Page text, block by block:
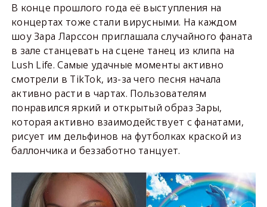
В конце прошлого года её выступления на
концертах тоже стали вирусными. На каждом
шоу Зара Ларссон приглашала случайного фаната
в зале станцевать на сцене танец из клипа на
Lush Life. Самые удачные моменты активно
смотрели в TikTok, из-за чего песня начала
активно расти в чартах. Пользователям
понравился яркий и открытый образ Зары,
которая активно взаимодействует с фанатами,
рисует им дельфинов на футболках краской из
баллончика и беззаботно танцует.